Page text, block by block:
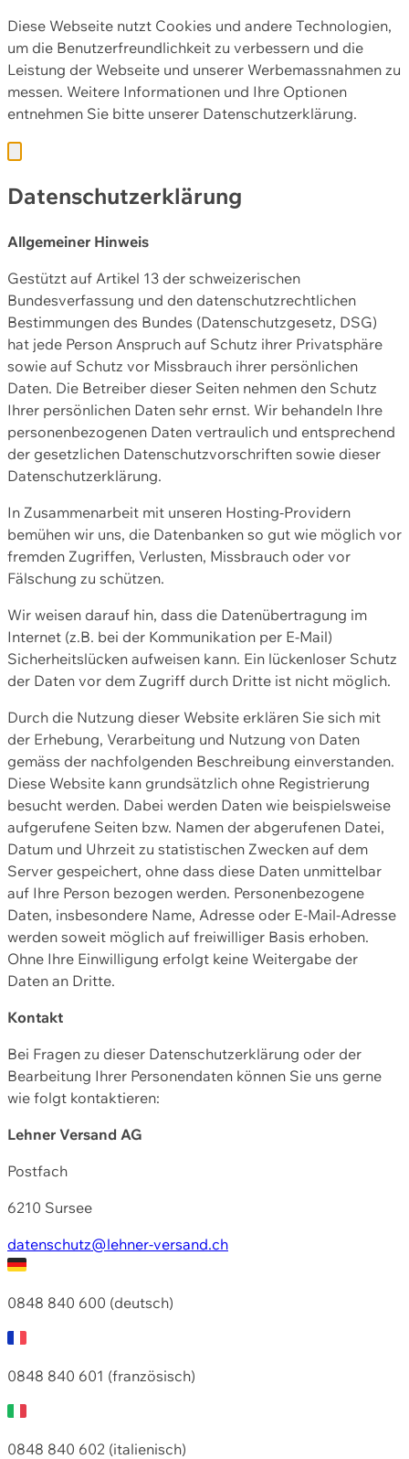
Diese Webseite nutzt Cookies und andere Technologien,
um die Benutzerfreundlichkeit zu verbessern und die
Leistung der Webseite und unserer Werbemassnahmen zu
messen. Weitere Informationen und Ihre Optionen
entnehmen Sie bitte unserer Datenschutzerklärung.
Datenschutzerklärung
Allgemeiner Hinweis
Gestützt auf Artikel 13 der schweizerischen
Bundesverfassung und den datenschutzrechtlichen
Bestimmungen des Bundes (Datenschutzgesetz, DSG)
hat jede Person Anspruch auf Schutz ihrer Privatsphäre
sowie auf Schutz vor Missbrauch ihrer persönlichen
Daten. Die Betreiber dieser Seiten nehmen den Schutz
Ihrer persönlichen Daten sehr ernst. Wir behandeln Ihre
personenbezogenen Daten vertraulich und entsprechend
der gesetzlichen Datenschutzvorschriften sowie dieser
Datenschutzerklärung.
In Zusammenarbeit mit unseren Hosting-Providern
bemühen wir uns, die Datenbanken so gut wie möglich vor
fremden Zugriffen, Verlusten, Missbrauch oder vor
Fälschung zu schützen.
Wir weisen darauf hin, dass die Datenübertragung im
Internet (z.B. bei der Kommunikation per E-Mail)
Sicherheitslücken aufweisen kann. Ein lückenloser Schutz
der Daten vor dem Zugriff durch Dritte ist nicht möglich.
Durch die Nutzung dieser Website erklären Sie sich mit
der Erhebung, Verarbeitung und Nutzung von Daten
gemäss der nachfolgenden Beschreibung einverstanden.
Diese Website kann grundsätzlich ohne Registrierung
besucht werden. Dabei werden Daten wie beispielsweise
aufgerufene Seiten bzw. Namen der abgerufenen Datei,
Datum und Uhrzeit zu statistischen Zwecken auf dem
Server gespeichert, ohne dass diese Daten unmittelbar
auf Ihre Person bezogen werden. Personenbezogene
Daten, insbesondere Name, Adresse oder E-Mail-Adresse
werden soweit möglich auf freiwilliger Basis erhoben.
Ohne Ihre Einwilligung erfolgt keine Weitergabe der
Daten an Dritte.
Kontakt
Bei Fragen zu dieser Datenschutzerklärung oder der
Bearbeitung Ihrer Personendaten können Sie uns gerne
wie folgt kontaktieren:
Lehner Versand AG
Postfach
6210 Sursee
datenschutz@lehner-versand.ch
0848 840 600 (deutsch)
0848 840 601 (französisch)
0848 840 602 (italienisch)